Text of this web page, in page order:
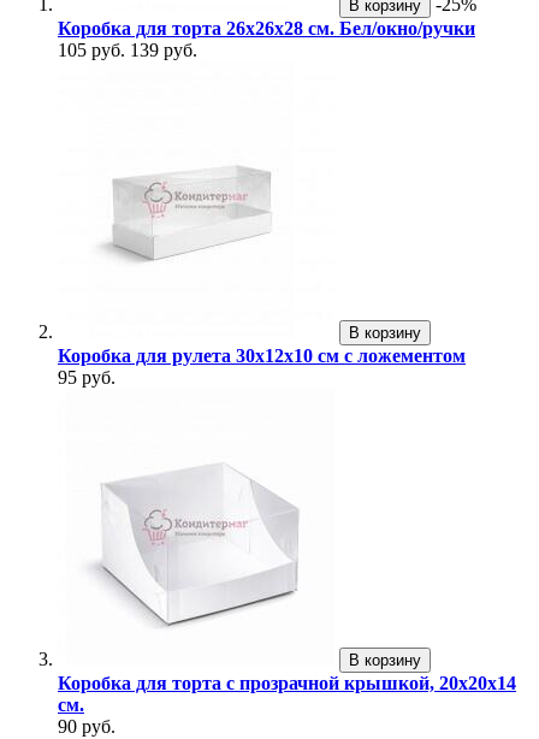
В корзину
-25%
Коробка для торта 26х26х28 см. Бел/окно/ручки
105 руб. 139 руб.
В корзину
Коробка для рулета 30х12х10 см с ложементом
95 руб.
В корзину
Коробка для торта с прозрачной крышкой, 20х20х14
см.
90 руб.